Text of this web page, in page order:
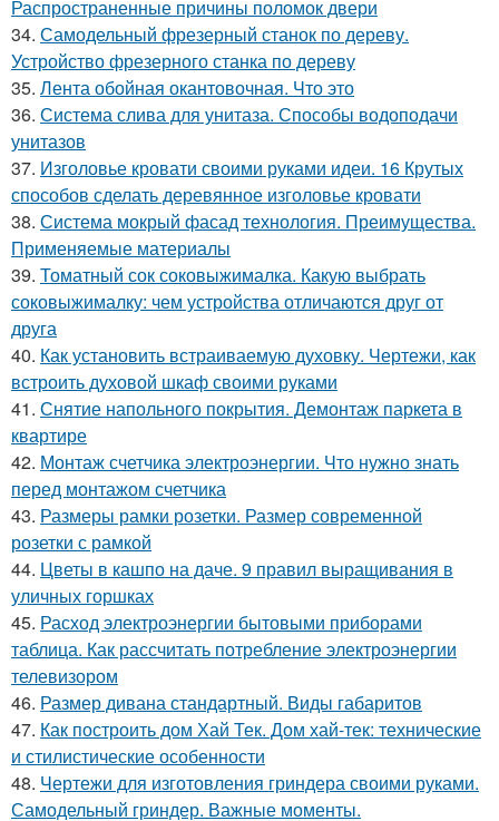
Распространенные причины поломок двери
34. Самодельный фрезерный станок по дереву.
Устройство фрезерного станка по дереву
35. Лента обойная окантовочная. Что это
36. Система слива для унитаза. Способы водоподачи
унитазов
37. Изголовье кровати своими руками идеи. 16 Крутых
способов сделать деревянное изголовье кровати
38. Система мокрый фасад технология. Преимущества.
Применяемые материалы
39. Томатный сок соковыжималка. Какую выбрать
соковыжималку: чем устройства отличаются друг от
друга
40. Как установить встраиваемую духовку. Чертежи, как
встроить духовой шкаф своими руками
41. Снятие напольного покрытия. Демонтаж паркета в
квартире
42. Монтаж счетчика электроэнергии. Что нужно знать
перед монтажом счетчика
43. Размеры рамки розетки. Размер современной
розетки с рамкой
44. Цветы в кашпо на даче. 9 правил выращивания в
уличных горшках
45. Расход электроэнергии бытовыми приборами
таблица. Как рассчитать потребление электроэнергии
телевизором
46. Размер дивана стандартный. Виды габаритов
47. Как построить дом Хай Тек. Дом хай-тек: технические
и стилистические особенности
48. Чертежи для изготовления гриндера своими руками.
Самодельный гриндер. Важные моменты.